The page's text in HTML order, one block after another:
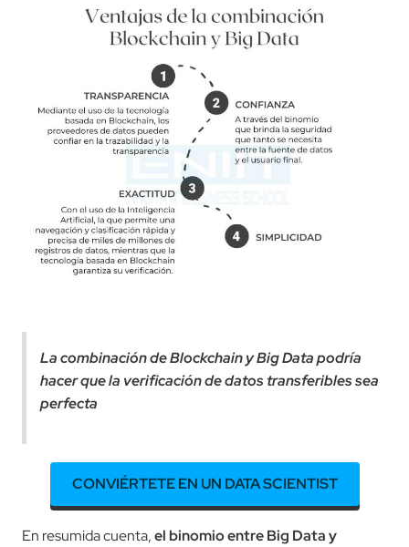
La combinación de Blockchain y Big Data podría
hacer que la verificación de datos transferibles sea
perfecta
CONVIÉRTETE EN UN DATA SCIENTIST
En resumida cuenta,el binomio entre Big Data y